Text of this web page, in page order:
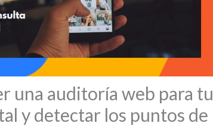
una auditoría web para tu
y detectar los puntos de